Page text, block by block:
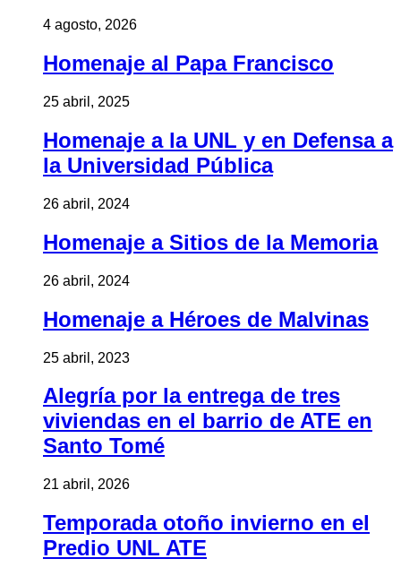
4 agosto, 2026
Homenaje al Papa Francisco
25 abril, 2025
Homenaje a la UNL y en Defensa a
la Universidad Pública
26 abril, 2024
Homenaje a Sitios de la Memoria
26 abril, 2024
Homenaje a Héroes de Malvinas
25 abril, 2023
Alegría por la entrega de tres
viviendas en el barrio de ATE en
Santo Tomé
21 abril, 2026
Temporada otoño invierno en el
Predio UNL ATE